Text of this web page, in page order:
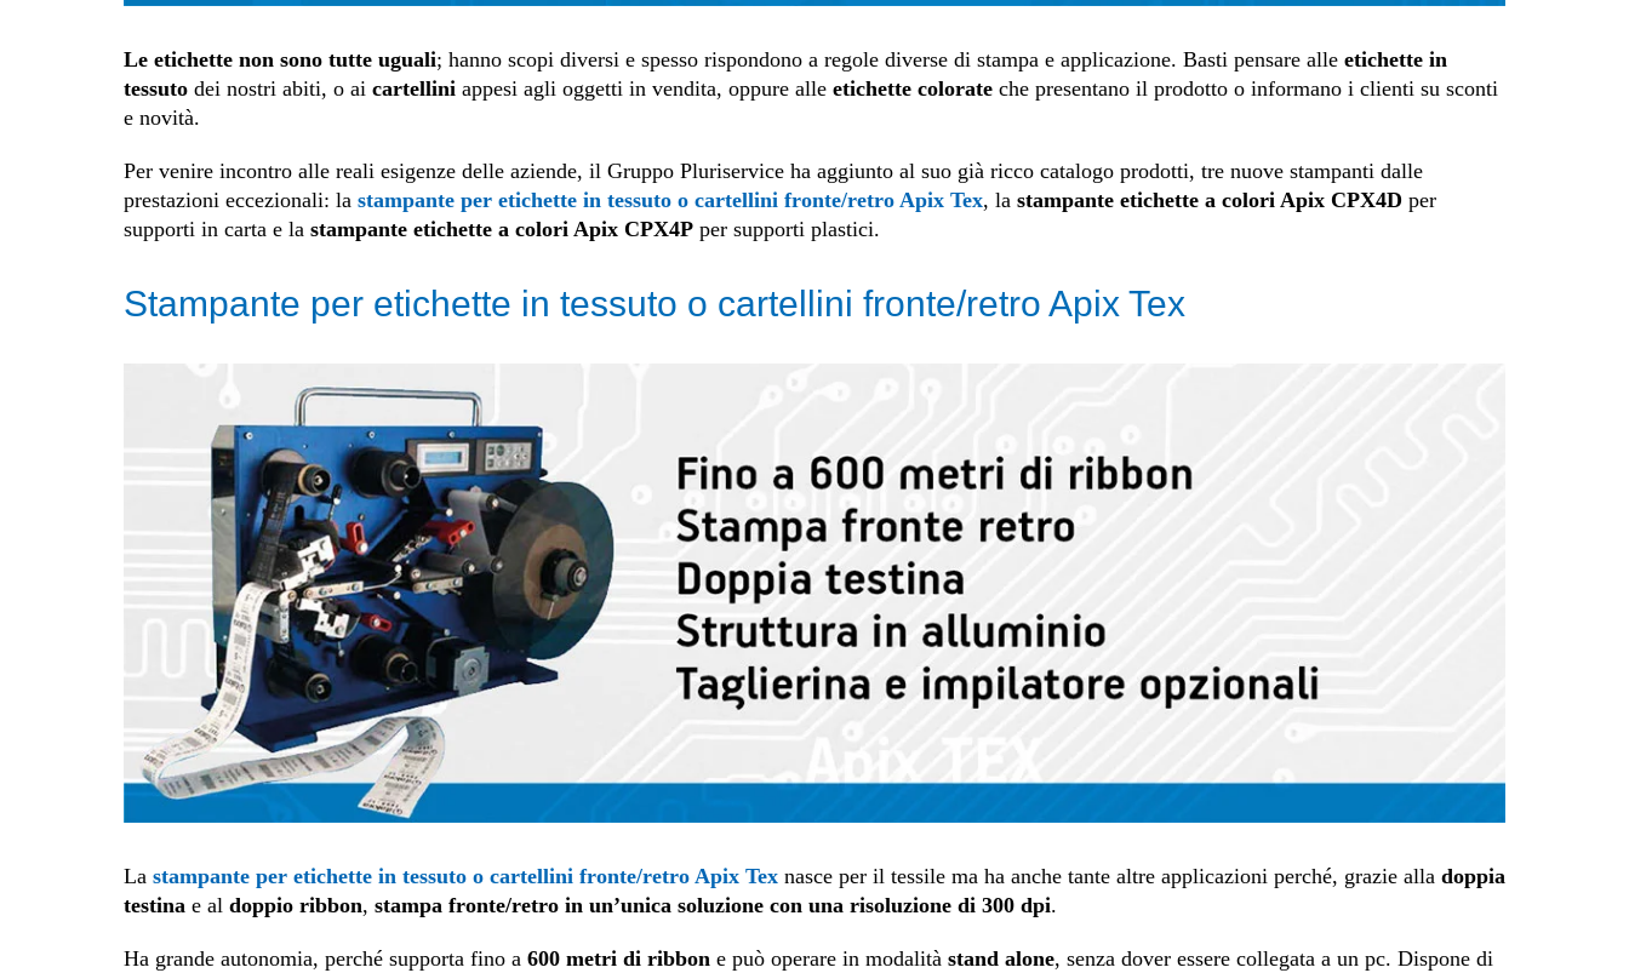
Le etichette non sono tutte uguali; hanno scopi diversi e spesso rispondono a regole diverse di stampa e applicazione. Basti pensare alle etichette in
tessuto dei nostri abiti, o ai cartellini appesi agli oggetti in vendita, oppure alle etichette colorate che presentano il prodotto o informano i clienti su sconti
e novità.
Per venire incontro alle reali esigenze delle aziende, il Gruppo Pluriservice ha aggiunto al suo già ricco catalogo prodotti, tre nuove stampanti dalle
prestazioni eccezionali: la stampante per etichette in tessuto o cartellini fronte/retro Apix Tex, la stampante etichette a colori Apix CPX4D per
supporti in carta e la stampante etichette a colori Apix CPX4P per supporti plastici.
Stampante per etichette in tessuto o cartellini fronte/retro Apix Tex
La stampante per etichette in tessuto o cartellini fronte/retro Apix Tex nasce per il tessile ma ha anche tante altre applicazioni perché, grazie alla doppia
testina e al doppio ribbon, stampa fronte/retro in un’unica soluzione con una risoluzione di 300 dpi.
Ha grande autonomia, perché supporta fino a 600 metri di ribbon e può operare in modalità stand alone, senza dover essere collegata a un pc. Dispone di